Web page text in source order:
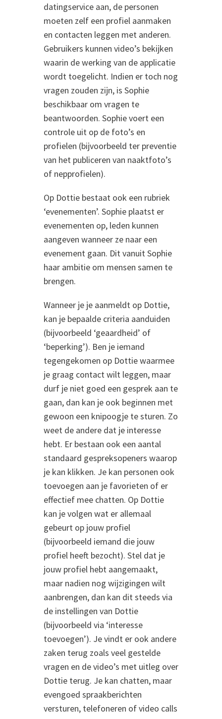
datingservice aan, de personen
moeten zelf een profiel aanmaken
en contacten leggen met anderen.
Gebruikers kunnen video’s bekijken
waarin de werking van de applicatie
wordt toegelicht. Indien er toch nog
vragen zouden zijn, is Sophie
beschikbaar om vragen te
beantwoorden. Sophie voert een
controle uit op de foto’s en
profielen (bijvoorbeeld ter preventie
van het publiceren van naaktfoto’s
of nepprofielen).
Op Dottie bestaat ook een rubriek
‘evenementen’. Sophie plaatst er
evenementen op, leden kunnen
aangeven wanneer ze naar een
evenement gaan. Dit vanuit Sophie
haar ambitie om mensen samen te
brengen.
Wanneer je je aanmeldt op Dottie,
kan je bepaalde criteria aanduiden
(bijvoorbeeld ‘geaardheid’ of
‘beperking’). Ben je iemand
tegengekomen op Dottie waarmee
je graag contact wilt leggen, maar
durf je niet goed een gesprek aan te
gaan, dan kan je ook beginnen met
gewoon een knipoogje te sturen. Zo
weet de andere dat je interesse
hebt. Er bestaan ook een aantal
standaard gespreksopeners waarop
je kan klikken. Je kan personen ook
toevoegen aan je favorieten of er
effectief mee chatten. Op Dottie
kan je volgen wat er allemaal
gebeurt op jouw profiel
(bijvoorbeeld iemand die jouw
profiel heeft bezocht). Stel dat je
jouw profiel hebt aangemaakt,
maar nadien nog wijzigingen wilt
aanbrengen, dan kan dit steeds via
de instellingen van Dottie
(bijvoorbeeld via ‘interesse
toevoegen’). Je vindt er ook andere
zaken terug zoals veel gestelde
vragen en de video’s met uitleg over
Dottie terug. Je kan chatten, maar
evengoed spraakberichten
versturen, telefoneren of video calls